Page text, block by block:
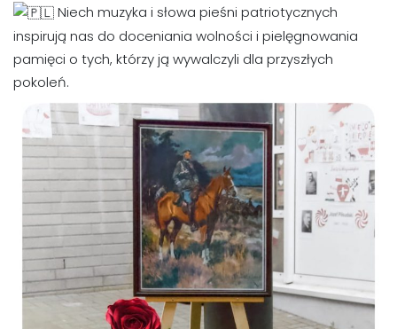
Niech muzyka i słowa pieśni patriotycznych
inspirują nas do doceniania wolności i pielęgnowania
pamięci o tych, którzy ją wywalczyli dla przyszłych
pokoleń.